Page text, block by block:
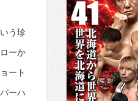
う珍
ーか
ート
ーハ